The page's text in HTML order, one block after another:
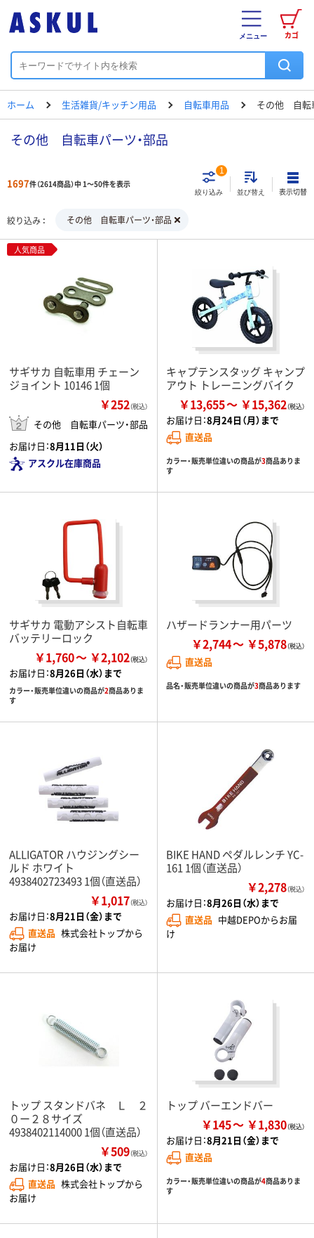
カゴ
メニュー
ホーム 生活雑貨/キッチン用品 自転車用品 その他 自転
その他 自転車パーツ・部品
1697件（2614商品）中 1～50件を表示
絞り込み
1
並び替え 表示切替
絞り込み その他 自転車パーツ・部品
人気商品
サギサカ 自転車用 チェーン
ジョイント 10146 1個
￥252（税込）
その他 自転車パーツ・部品
お届け日：8月11日（火）
アスクル在庫商品
キャプテンスタッグ キャンプ
アウト トレーニングバイク
￥13,655 ￥15,362
お届け日：8月24日（月）まで
直送品
カラー・販売単位違いの商品が3商品ありま
す
サギサカ 電動アシスト自転車
バッテリーロック
￥1,760 ￥2,102
お届け日：8月26日（水）まで
カラー・販売単位違いの商品が2商品ありま
す
ハザードランナー用パーツ
￥2,744 ￥5,878
直送品
品名・販売単位違いの商品が3商品あります
ALLIGATOR ハウジングシー
ルド ホワイト
4938402723493 1個（直送品）
￥1,017（税込）
お届け日：8月21日（金）まで
直送品 株式会社トップから
お届け
BIKE HAND ペダルレンチ YC-
161 1個（直送品）
￥2,278（税込）
お届け日：8月26日（水）まで
直送品 中越DEPOからお届
け
トップ スタンドバネ Ｌ ２
０ー２８サイズ
4938402114000 1個（直送品）
￥509（税込）
お届け日：8月26日（水）まで
直送品 株式会社トップから
お届け
トップ バーエンドバー
￥145 ￥1,830
お届け日：8月21日（金）まで
直送品
カラー・販売単位違いの商品が4商品ありま
す